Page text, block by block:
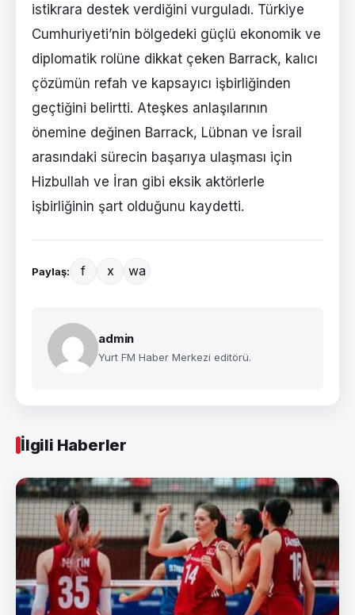
istikrara destek verdiğini vurguladı. Türkiye
Cumhuriyeti’nin bölgedeki güçlü ekonomik ve
diplomatik rolüne dikkat çeken Barrack, kalıcı
çözümün refah ve kapsayıcı işbirliğinden
geçtiğini belirtti. Ateşkes anlaşılarının
önemine değinen Barrack, Lübnan ve İsrail
arasındaki sürecin başarıya ulaşması için
Hizbullah ve İran gibi eksik aktörlerle
işbirliğinin şart olduğunu kaydetti.
Paylaş: f x wa
admin
Yurt FM Haber Merkezi editörü.
İlgili Haberler